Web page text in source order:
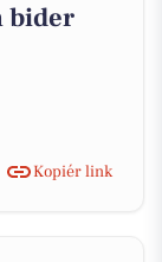
bider
Kopiér link